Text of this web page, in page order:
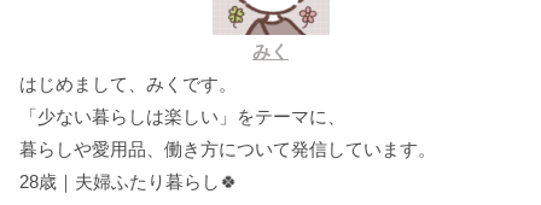
みく
はじめまして、みくです。
「少ない暮らしは楽しい」をテーマに、
暮らしや愛用品、働き方について発信しています。
28歳｜夫婦ふたり暮らし🍀